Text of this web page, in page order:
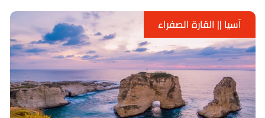
آسيا || القارة الصفراء